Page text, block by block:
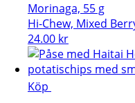
Morinaga, 55 g
Hi-Chew, Mixed
24.00 kr
Köp